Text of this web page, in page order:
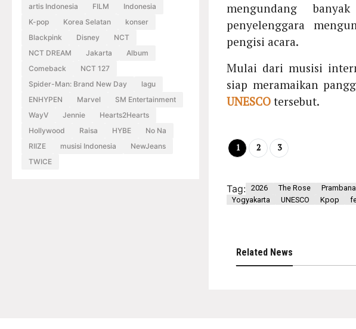
artis Indonesia FILM
Indonesia
K-pop
Korea Selatan
konser
Blackpink
Disney
NCT
NCT DREAM
Jakarta
Album
Comeback
NCT 127
Spider-Man: Brand New Day
lagu
ENHYPEN
Marvel
SM Entertainment
WayV
Jennie
Hearts2Hearts
Hollywood
Raisa HYBE
No Na
RIIZE
musisi Indonesia
NewJeans
TWICE
mengundang
penyelenggara
pengisi acara.
Mulai dari musisi
siap meramaikan
UNESCO tersebut.
1 2 3
Tag: 2026 The Rose
Yogyakarta
UNESCO Kpop
Related News